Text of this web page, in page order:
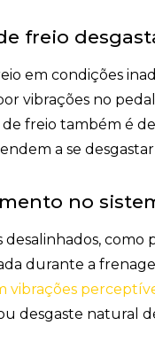
freio
em condições
vibrações no
freio também é
a se
no
como
durante a
vibrações
desgaste natural